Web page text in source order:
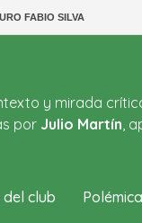
FABIO SILVA
y mirada
por Julio Martín,
del club